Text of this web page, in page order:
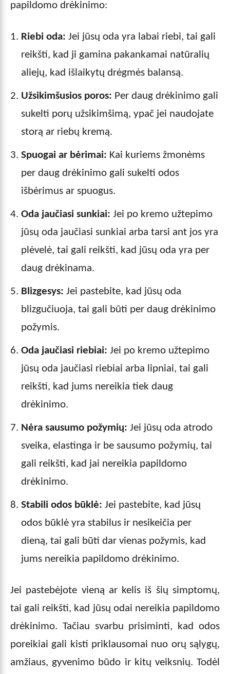
papildomo drėkinimo:
Riebi oda: Jei jūsų oda yra labai riebi, tai gali
reikšti, kad ji gamina pakankamai natūralių
aliejų, kad išlaikytų drėgmės balansą.
Užsikimšusios poros: Per daug drėkinimo gali
sukelti porų užsikimšimą, ypač jei naudojate
storą ar riebų kremą.
Spuogai ar bėrimai: Kai kuriems žmonėms
per daug drėkinimo gali sukelti odos
išbėrimus ar spuogus.
Oda jaučiasi sunkiai: Jei po kremo užtepimo
jūsų oda jaučiasi sunkiai arba tarsi ant jos yra
plėvelė, tai gali reikšti, kad jūsų oda yra per
daug drėkinama.
Blizgesys: Jei pastebite, kad jūsų oda
blizgučiuoja, tai gali būti per daug drėkinimo
požymis.
Oda jaučiasi riebiai: Jei po kremo užtepimo
jūsų oda jaučiasi riebiai arba lipniai, tai gali
reikšti, kad jums nereikia tiek daug
drėkinimo.
Nėra sausumo požymių: Jei jūsų oda atrodo
sveika, elastinga ir be sausumo požymių, tai
gali reikšti, kad jai nereikia papildomo
drėkinimo.
Stabili odos būklė: Jei pastebite, kad jūsų
odos būklė yra stabilus ir nesikeičia per
dieną, tai gali būti dar vienas požymis, kad
jums nereikia papildomo drėkinimo.
Jei pastebėjote vieną ar kelis iš šių simptomų,
tai gali reikšti, kad jūsų odai nereikia papildomo
drėkinimo. Tačiau svarbu prisiminti, kad odos
poreikiai gali kisti priklausomai nuo orų sąlygų,
amžiaus, gyvenimo būdo ir kitų veiksnių. Todėl